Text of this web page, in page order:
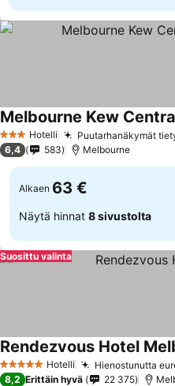
3 Tähtiluokitus
Hotelli Puutarhanäkymät
Melbourne Kew
6,4 583 Melbourne
Alkaen 63 €
Näytä hinnat 8 sivustolta
Suosittu valinta
5 Tähtiluokitus
Hotelli Hienostunutta
Rendezvous Hotel
8,2 Erittäin hyvä 22 375